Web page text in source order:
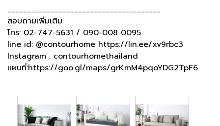
_______________________________________
สอบถามเพิ่มเติม
โทร: 02-747-5631 / 090-008 0095
line id: @contourhome https://lin.ee/xv9rbc3
Instagram : contourhomethailand
แผนที่:https://goo.gl/maps/grKmM4pqoYDG2TpF6